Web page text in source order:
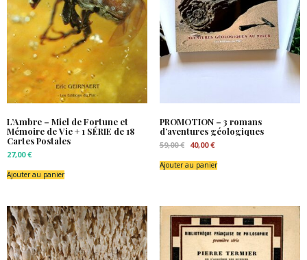
L’Ambre – Miel de Fortune et
Mémoire de Vie + 1 SÉRIE de 18
Cartes Postales
27,00€
Ajouter au panier
PROMOTION – 3 romans
d’aventures géologiques
59,00€
Le
initial
était :
40,00€Le
actuel
est :
Ajouter au panier